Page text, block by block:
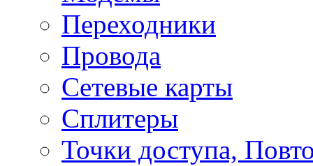
Переходники
Провода
Сетевые карты
Сплитеры
Точки доступа,